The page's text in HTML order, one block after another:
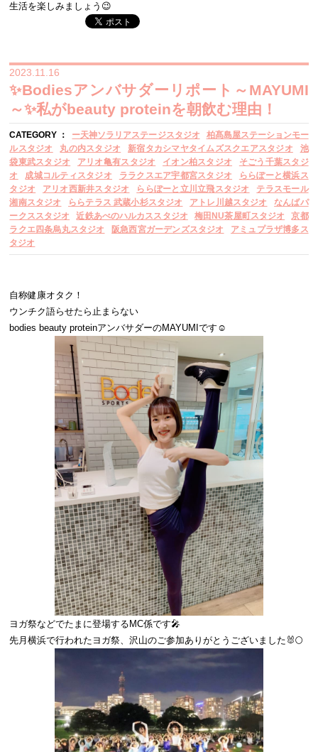
生活を楽しみましょう😉
2023.11.16
✨Bodiesアンバサダーリポート～MAYUMI
～✨私がbeauty proteinを朝飲む理由！
CATEGORY ： ー天神ソラリアステージスタジオ
柏髙島屋ステーションモー
ルスタジオ
丸の内スタジオ 新宿タカシマヤタイムズスクエアスタジオ
池
袋東武スタジオ
アリオ亀有スタジオ イオン柏スタジオ
そごう千葉スタジ
オ
成城コルティスタジオ ララクスエア宇都宮スタジオ
ららぽーと横浜ス
タジオ
アリオ西新井スタジオ ららぽーと立川立飛スタジオ
テラスモール
湘南スタジオ
ららテラス 武蔵小杉スタジオ アトレ川越スタジオ
なんばパ
ークススタジオ
近鉄あべのハルカススタジオ 梅田NU茶屋町スタジオ
京都
ラクエ四条烏丸スタジオ
阪急西宮ガーデンズスタジオ
アミュプラザ博多ス
タジオ
自称健康オタク！
ウンチク語らせたら止まらない
bodies beauty proteinアンバサダーのMAYUMIです☺️
ヨガ祭などでたまに登場するMC係です🎤
先月横浜で行われたヨガ祭、沢山のご参加ありがとうございました🐰🌕